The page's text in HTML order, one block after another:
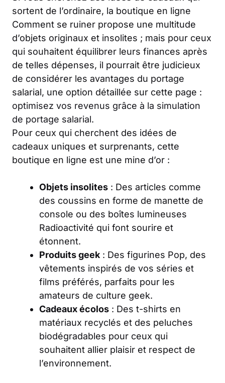
sortent de l’ordinaire, la boutique en ligne
Comment se ruiner propose une multitude
d’objets originaux et insolites ; mais pour ceux
qui souhaitent équilibrer leurs finances après
de telles dépenses, il pourrait être judicieux
de considérer les avantages du portage
salarial, une option détaillée sur cette page :
optimisez vos revenus grâce à la simulation
de portage salarial.
Pour ceux qui cherchent des idées de
cadeaux uniques et surprenants, cette
boutique en ligne est une mine d’or :
Objets insolites : Des articles comme
des coussins en forme de manette de
console ou des boîtes lumineuses
Radioactivité qui font sourire et
étonnent.
Produits geek : Des figurines Pop, des
vêtements inspirés de vos séries et
films préférés, parfaits pour les
amateurs de culture geek.
Cadeaux écolos : Des t-shirts en
matériaux recyclés et des peluches
biodégradables pour ceux qui
souhaitent allier plaisir et respect de
l’environnement.